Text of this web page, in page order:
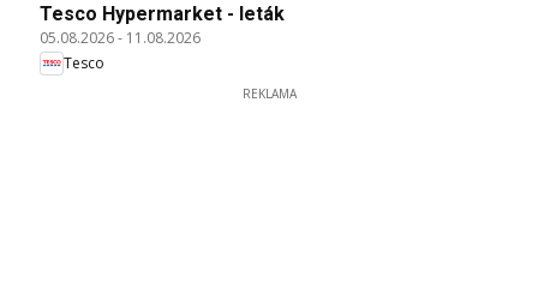
Tesco Hypermarket - leták
05.08.2026- 11.08.2026
Tesco
REKLAMA